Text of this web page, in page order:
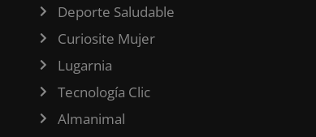
Deporte Saludable
Curiosite Mujer
Lugarnia
Tecnología Clic
Almanimal